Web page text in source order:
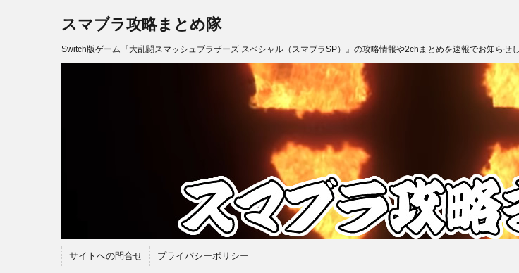
スマブラ攻略まとめ隊
Switch版ゲーム『大乱闘スマッシュブラザーズ スペシャル（スマブラSP）』の攻略情報や2chまとめを速報でお知らせし
サイトへの問合せ プライバシーポリシー